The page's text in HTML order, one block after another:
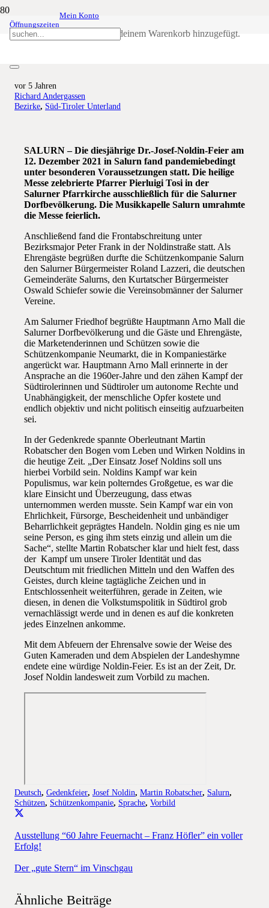
Öffnungszeiten
Mein Konto
wurde deinem Warenkorb hinzugefügt.
Josef Noldin zum landesweiten
vor 5 Jahren
Richard Andergassen
Bezirke, Süd-Tiroler Unterland
SALURN – Die diesjährige Dr.-Josef-Noldin-Feier am
12. Dezember 2021 in Salurn fand pandemiebedingt
unter besonderen Voraussetzungen statt. Die heilige
Messe zelebrierte Pfarrer Pierluigi Tosi in der
Salurner Pfarrkirche ausschließlich für die Salurner
Dorfbevölkerung. Die Musikkapelle Salurn umrahmte
die Messe feierlich.
Anschließend fand die Frontabschreitung unter
Bezirksmajor Peter Frank in der Noldinstraße statt. Als
Ehrengäste begrüßen durfte die Schützenkompanie Salurn
den Salurner Bürgermeister Roland Lazzeri, die deutschen
Gemeinderäte Salurns, den Kurtatscher Bürgermeister
Oswald Schiefer sowie die Vereinsobmänner der Salurner
Vereine.
Am Salurner Friedhof begrüßte Hauptmann Arno Mall die
Salurner Dorfbevölkerung und die Gäste und Ehrengäste,
die Marketenderinnen und Schützen sowie die
Schützenkompanie Neumarkt, die in Kompaniestärke
angerückt war. Hauptmann Arno Mall erinnerte in der
Ansprache an die 1960er-Jahre und den zähen Kampf der
Südtirolerinnen und Südtiroler um autonome Rechte und
Unabhängigkeit, der menschliche Opfer kostete und
endlich objektiv und nicht politisch einseitig aufzuarbeiten
sei.
In der Gedenkrede spannte Oberleutnant Martin
Robatscher den Bogen vom Leben und Wirken Noldins in
die heutige Zeit. „Der Einsatz Josef Noldins soll uns
hierbei Vorbild sein. Noldins Kampf war kein
Populismus, war kein polterndes Großgetue, es war die
klare Einsicht und Überzeugung, dass etwas
unternommen werden musste. Sein Kampf war ein von
Ehrlichkeit, Fürsorge, Bescheidenheit und unbändiger
Beharrlichkeit geprägtes Handeln. Noldin ging es nie um
seine Person, es ging ihm stets einzig und allein um die
Sache“, stellte Martin Robatscher klar und hielt fest, dass
der Kampf um unsere Tiroler Identität und das
Deutschtum mit friedlichen Mitteln und den Waffen des
Geistes, durch kleine tagtägliche Zeichen und in
Entschlossenheit weiterführen, gerade in Zeiten, wie
diesen, in denen die Volkstumspolitik in Südtirol grob
vernachlässigt werde und in denen es auf die konkreten
jedes Einzelnen ankomme.
Mit dem Abfeuern der Ehrensalve sowie der Weise des
Guten Kameraden und dem Abspielen der Landeshymne
endete eine würdige Noldin-Feier. Es ist an der Zeit, Dr.
Josef Noldin landesweit zum Vorbild zu machen.
Deutsch, Gedenkfeier, Josef Noldin, Martin Robatscher, Salurn,
Schützen, Schützenkompanie, Sprache, Vorbild
Ausstellung “60 Jahre Feuernacht – Franz Höfler” ein voller
Erfolg!
Der „gute Stern“ im Vinschgau
Ähnliche Beiträge